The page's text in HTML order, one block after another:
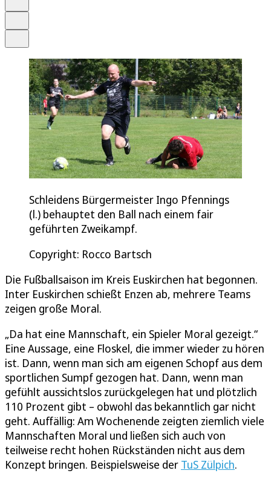
Schleidens Bürgermeister Ingo Pfennings
(l.) behauptet den Ball nach einem fair
geführten Zweikampf.
Copyright: Rocco Bartsch
Die Fußballsaison im Kreis Euskirchen hat begonnen.
Inter Euskirchen schießt Enzen ab, mehrere Teams
zeigen große Moral.
„Da hat eine Mannschaft, ein Spieler Moral gezeigt.“
Eine Aussage, eine Floskel, die immer wieder zu hören
ist. Dann, wenn man sich am eigenen Schopf aus dem
sportlichen Sumpf gezogen hat. Dann, wenn man
gefühlt aussichtslos zurückgelegen hat und plötzlich
110 Prozent gibt – obwohl das bekanntlich gar nicht
geht. Auffällig: Am Wochenende zeigten ziemlich viele
Mannschaften Moral und ließen sich auch von
teilweise recht hohen Rückständen nicht aus dem
Konzept bringen. Beispielsweise der TuS Zülpich.